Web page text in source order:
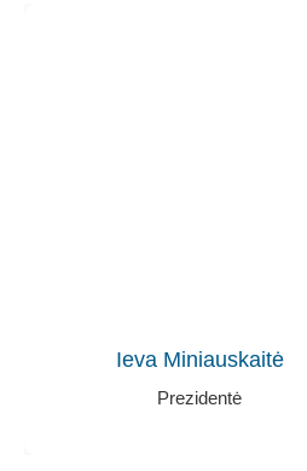
Ieva Miniauskaitė
Prezidentė